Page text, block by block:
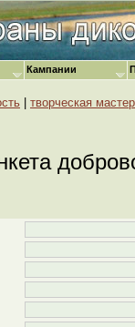
творческая
Кампании